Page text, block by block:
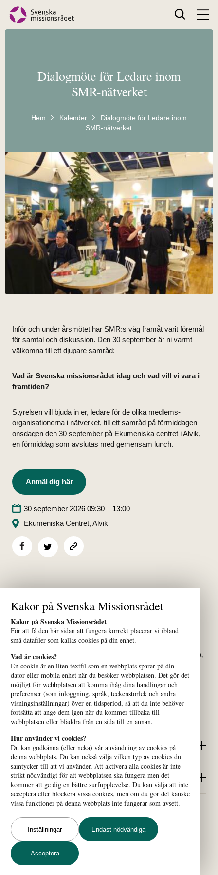
Search
Dialogmöte för Ledare inom
SMR-nätverket
Hem Kalender
Dialogmöte för Ledare inom
SMR-nätverket
Inför och under årsmötet har SMR:s väg framåt varit föremål
för samtal och diskussion. Den 30 september är ni varmt
välkomna till ett djupare samråd:
Vad är Svenska missionsrådet idag och vad vill vi vara i
framtiden?
Styrelsen vill bjuda in er, ledare för de olika medlems-
organisationerna i nätverket, till ett samråd på förmiddagen
onsdagen den 30 september på Ekumeniska centret i Alvik,
en förmiddag som avslutas med gemensam lunch.
Anmäl dig här
30 september 2026 09:30 – 13:00
Ekumeniska Centret, Alvik
Vi samlar kyrkor och organisationer som verkar för alla människors
lika värde över hela världen. Vårt nätverk bidrar till att bygga fredliga,
jämlika och hållbara samhällen.
Snabblänkar
Så når du oss
© 2024 Svenska missionsrådet
Vi användercookiesför att ge
dig en bättre upplevelse.
Kakor på Svenska Missionsrådet
Kakor på Svenska Missionsrådet
För att få den här sidan att fungera korrekt placerar vi ibland
små datafiler som kallas cookies på din enhet.
Vad är cookies?
En cookie är en liten textfil som en webbplats sparar på din
dator eller mobila enhet när du besöker webbplatsen. Det gör det
möjligt för webbplatsen att komma ihåg dina handlingar och
preferenser (som inloggning, språk, teckenstorlek och andra
visningsinställningar) över en tidsperiod, så att du inte behöver
fortsätta att ange dem igen när du kommer tillbaka till
webbplatsen eller bläddra från en sida till en annan.
Hur använder vi cookies?
Du kan godkänna (eller neka) vår användning av cookies på
denna webbplats. Du kan också välja vilken typ av cookies du
samtycker till att vi använder. Att aktivera alla cookies är inte
strikt nödvändigt för att webbplatsen ska fungera men det
kommer att ge dig en bättre surfupplevelse. Du kan välja att inte
acceptera eller blockera vissa cookies, men om du gör det kanske
vissa funktioner på denna webbplats inte fungerar som avsett.
Inställningar Endast nödvändiga
Acceptera